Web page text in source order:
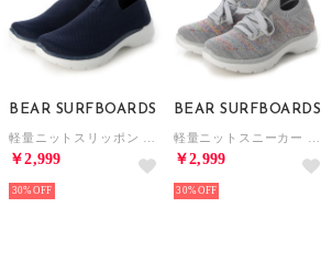
BEAR SURFBOARDS
￥2,999
30%
BEAR SURFBOARDS
￥2,999
30%